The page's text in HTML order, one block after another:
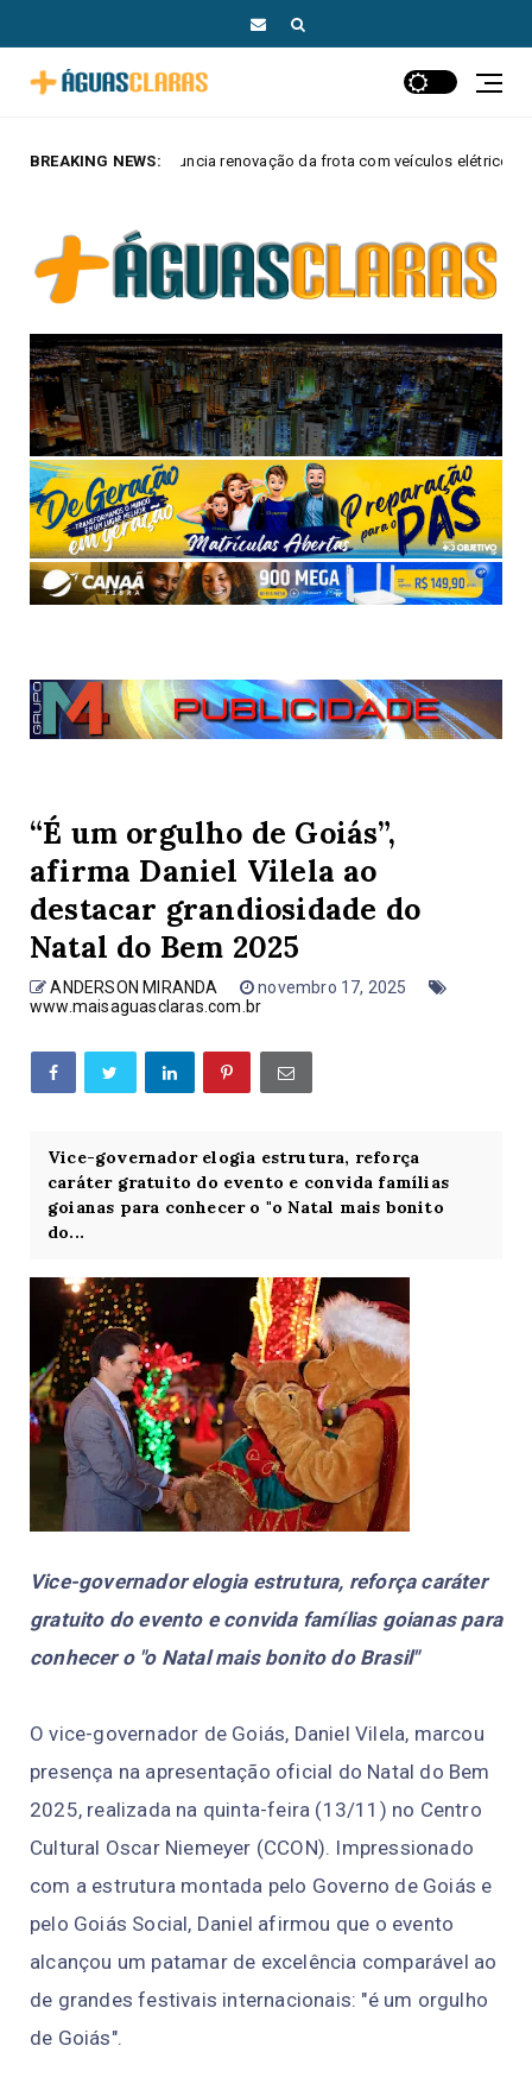
BREAKING NEWS:
renovação da frota com veículos elétricos e híbridos MAIS AGUAS
“É um orgulho de Goiás”,
afirma Daniel Vilela ao
destacar grandiosidade do
Natal do Bem 2025
ANDERSON MIRANDA
novembro 17, 2025
www.maisaguasclaras.com.br
Vice-governador elogia estrutura, reforça
caráter gratuito do evento e convida famílias
goianas para conhecer o "o Natal mais bonito
do...
Vice-governador elogia estrutura, reforça caráter
gratuito do evento e convida famílias goianas para
conhecer o "o Natal mais bonito do Brasil"
O vice-governador de Goiás, Daniel Vilela, marcou
presença na apresentação oficial do Natal do Bem
2025, realizada na quinta-feira (13/11) no Centro
Cultural Oscar Niemeyer (CCON). Impressionado
com a estrutura montada pelo Governo de Goiás e
pelo Goiás Social, Daniel afirmou que o evento
alcançou um patamar de excelência comparável ao
de grandes festivais internacionais: "é um orgulho
de Goiás".